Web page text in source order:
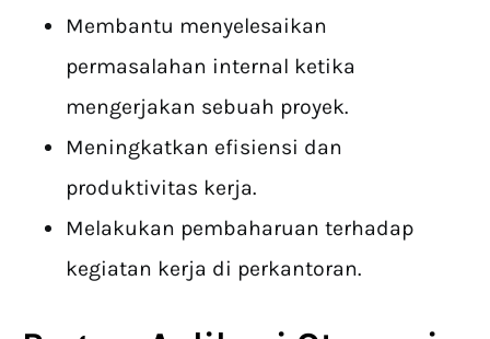
Membantu menyelesaikan
permasalahan internal ketika
mengerjakan sebuah proyek.
Meningkatkan efisiensi dan
produktivitas kerja.
Melakukan pembaharuan terhadap
kegiatan kerja di perkantoran.